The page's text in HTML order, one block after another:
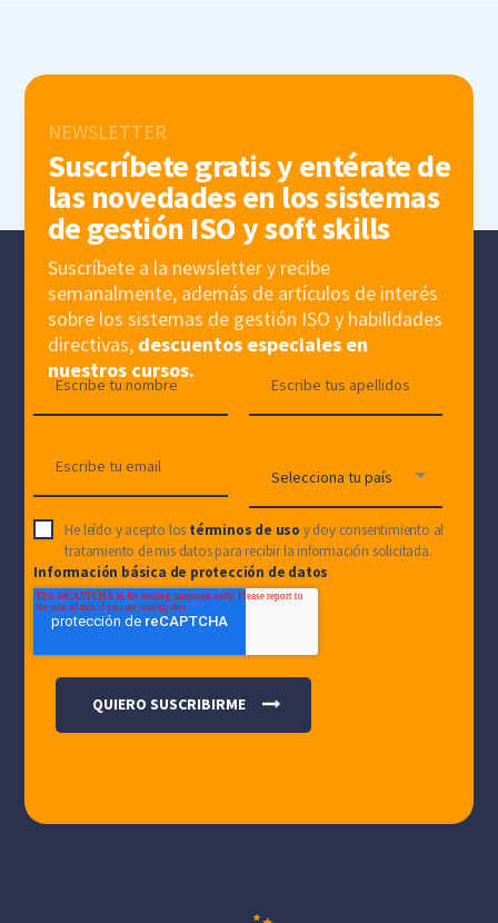
NEWSLETTER
Suscríbete gratis y entérate de
las novedades en los sistemas
de gestión ISO y soft skills
Suscríbete a la newsletter y recibe
semanalmente, además de artículos de interés
sobre los sistemas de gestión ISO y habilidades
directivas, descuentos especiales en
nuestros cursos.
He leído y acepto los términos de uso y doy consentimiento al
tratamiento de mis datos para recibir la información solicitada.
Información básica de protección de datos